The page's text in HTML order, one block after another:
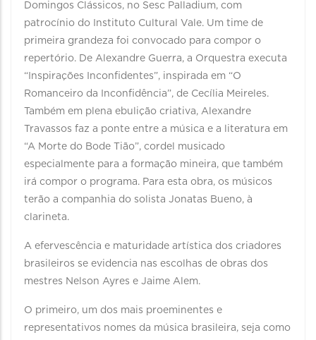
Domingos Clássicos, no Sesc Palladium, com
patrocínio do Instituto Cultural Vale. Um time de
primeira grandeza foi convocado para compor o
repertório. De Alexandre Guerra, a Orquestra executa
“Inspirações Inconfidentes”, inspirada em “O
Romanceiro da Inconfidência”, de Cecília Meireles.
Também em plena ebulição criativa, Alexandre
Travassos faz a ponte entre a música e a literatura em
“A Morte do Bode Tião”, cordel musicado
especialmente para a formação mineira, que também
irá compor o programa. Para esta obra, os músicos
terão a companhia do solista Jonatas Bueno, à
clarineta.
A efervescência e maturidade artística dos criadores
brasileiros se evidencia nas escolhas de obras dos
mestres Nelson Ayres e Jaime Alem.
O primeiro, um dos mais proeminentes e
representativos nomes da música brasileira, seja como